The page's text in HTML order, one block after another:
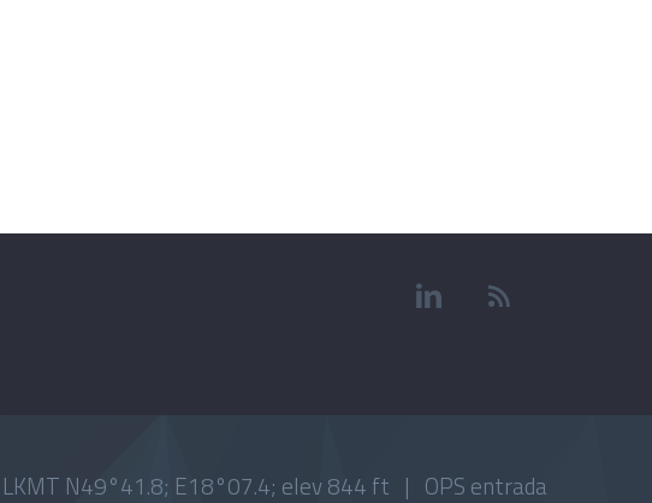
LKMT N49°41.8; E18°07.4; elev 844 ft | OPS entrada